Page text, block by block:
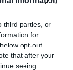
third parties, or
for
opt-out
that after your
seeing
a társaság